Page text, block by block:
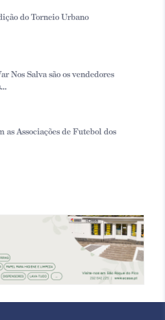
do Torneio Urbano
Nos Salva são os vendedores
as Associações de Futebol dos